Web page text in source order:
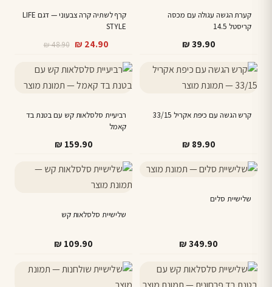
קערת הגשה עגולה עם מכסה
קריסטל 14.5
₪ 39.90
קרף לשתיה קרה צבעוני — דגם LIFE
STYLE
₪48.90
המחיר
היה:
₪ 48.90.
₪ 24.90
המחיר
הוא:
₪ 24.90.
קרש הגשה עם כיפת אקריל 33/15
₪ 89.90
רביעיית סלסלאות קש עם בטנת בד
קאמל
₪ 159.90
שלישיית סלים
₪ 349.90
שלישיית סלסלאות קש
₪ 109.90